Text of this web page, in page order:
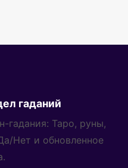
гаданий
гадания: Таро, руны,
Нет и обновленное